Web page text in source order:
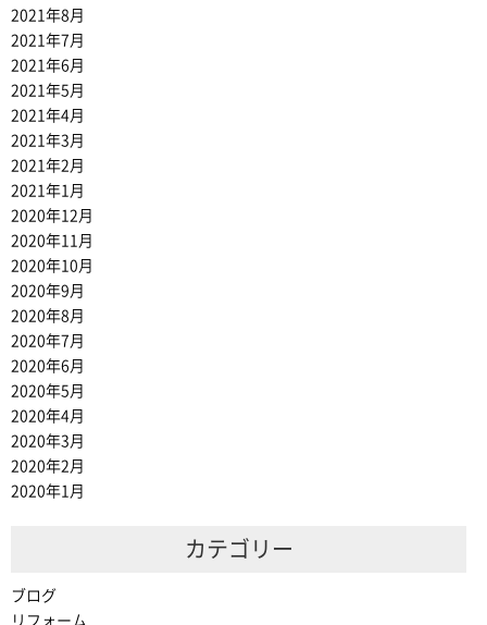
2021年8月
2021年7月
2021年6月
2021年5月
2021年4月
2021年3月
2021年2月
2021年1月
2020年12月
2020年11月
2020年10月
2020年9月
2020年8月
2020年7月
2020年6月
2020年5月
2020年4月
2020年3月
2020年2月
2020年1月
カテゴリー
ブログ
リフォーム